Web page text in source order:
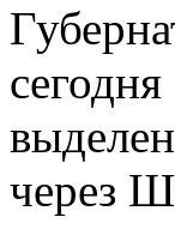
через